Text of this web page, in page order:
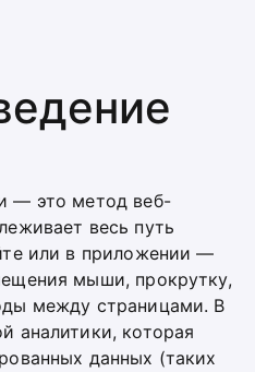
— это метод веб-
весь путь
или в приложении —
мыши, прокрутку,
между страницами. В
аналитики, которая
данных (таких